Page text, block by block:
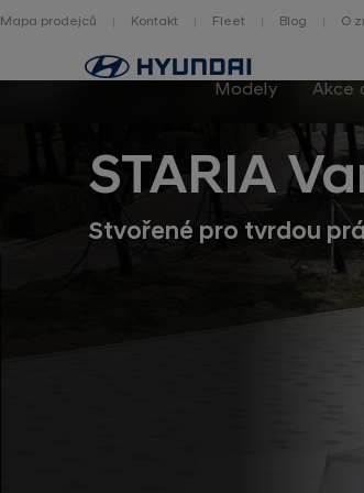
Mapa prodejců Kontakt Fleet Blog O
Zpět
na
homepage
Modely Akce
STARIA
Stvořené pro tvrdou